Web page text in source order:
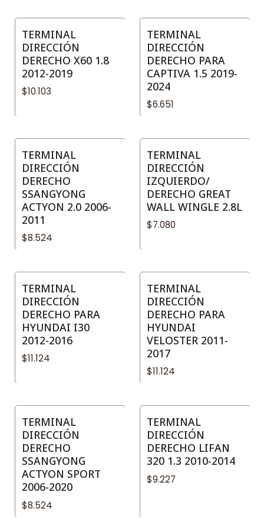
TERMINAL
DIRECCIÓN
DERECHO X60 1.8
2012-2019
$10.103
TERMINAL
DIRECCIÓN
DERECHO PARA
CAPTIVA 1.5 2019-
2024
$6.651
TERMINAL
DIRECCIÓN
DERECHO
SSANGYONG
ACTYON 2.0 2006-
2011
$8.524
TERMINAL
DIRECCIÓN
IZQUIERDO/
DERECHO GREAT
WALL WINGLE 2.8L
$7.080
TERMINAL
DIRECCIÓN
DERECHO PARA
HYUNDAI I30
2012-2016
$11.124
TERMINAL
DIRECCIÓN
DERECHO PARA
HYUNDAI
VELOSTER 2011-
2017
$11.124
TERMINAL
DIRECCIÓN
DERECHO
SSANGYONG
ACTYON SPORT
2006-2020
$8.524
TERMINAL
DIRECCIÓN
DERECHO LIFAN
320 1.3 2010-2014
$9.227